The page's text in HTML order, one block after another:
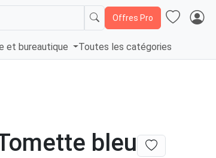
Offres Pro
et bureautique Toutes les catégories
bleu